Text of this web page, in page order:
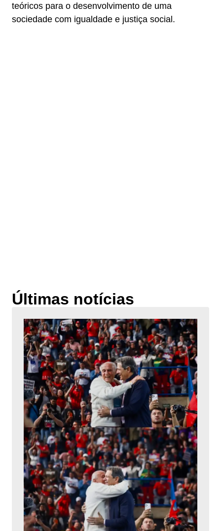
teóricos para o desenvolvimento de uma
sociedade com igualdade e justiça social.
Últimas notícias